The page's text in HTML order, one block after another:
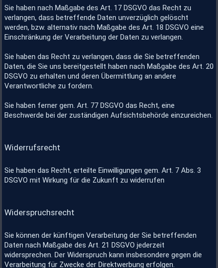
Sie haben nach Maßgabe des Art. 17 DSGVO das Recht zu
verlangen, dass betreffende Daten unverzüglich gelöscht
werden, bzw. alternativ nach Maßgabe des Art. 18 DSGVO eine
Einschränkung der Verarbeitung der Daten zu verlangen.
Sie haben das Recht zu verlangen, dass die Sie betreffenden
Daten, die Sie uns bereitgestellt haben nach Maßgabe des Art. 20
DSGVO zu erhalten und deren Übermittlung an andere
Verantwortliche zu fordern.
Sie haben ferner gem. Art. 77 DSGVO das Recht, eine
Beschwerde bei der zuständigen Aufsichtsbehörde einzureichen.
Widerrufsrecht
Sie haben das Recht, erteilte Einwilligungen gem. Art. 7 Abs. 3
DSGVO mit Wirkung für die Zukunft zu widerrufen
Widerspruchsrecht
Sie können der künftigen Verarbeitung der Sie betreffenden
Daten nach Maßgabe des Art. 21 DSGVO jederzeit
widersprechen. Der Widerspruch kann insbesondere gegen die
Verarbeitung für Zwecke der Direktwerbung erfolgen.